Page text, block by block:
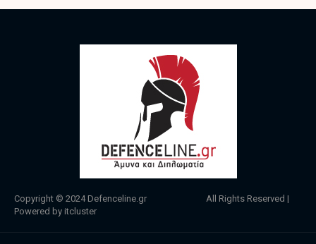
Copyright © 2024 Defenceline.gr All Rights Reserved |
Powered by itcluster